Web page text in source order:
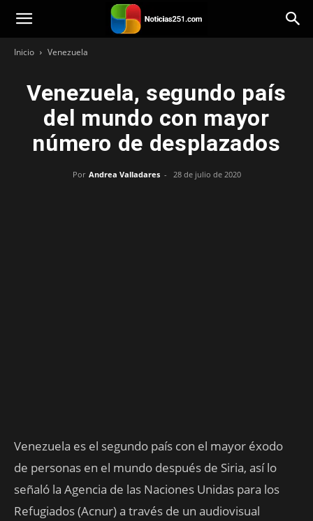
Noticias251
Inicio Venezuela
Venezuela, segundo país
del mundo con mayor
número de desplazados
Por Andrea Valladares - 28 de julio de 2020
Venezuela es el segundo país con el mayor éxodo
de personas en el mundo después de Siria, así lo
señaló la Agencia de las Naciones Unidas para los
Refugiados (Acnur) a través de un audiovisual